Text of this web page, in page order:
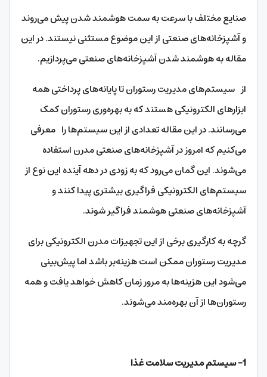
صنایع مختلف با سرعت به سمت هوشمند شدن پیش می‌روند
و آشپزخانه‌های صنعتی از این موضوع مستثنی نیستند. در این
مقاله به هوشمند شدن آشپزخانه‌های صنعتی می‌پردازیم.
از سیستم‌های مدیریت رستوران تا پایانه‌های پرداختی همه
ابزارهای الکترونیکی هستند که به بهره‌وری رستوران کمک
می‌رسانند. در این مقاله تعدادی از این سیستم‌ها را معرفی
می‌کنیم که امروز در آشپزخانه‌های صنعتی مدرن استفاده
می‌شوند. این گمان می‌رود که به زودی در دهه‌ آینده این نوع از
سیستم‌های الکترونیکی فراگیری بیشتری پیدا کنند و
آشپزخانه‌های صنعتی هوشمند فراگیر شوند.
گرچه به کارگیری برخی از این تجهیزات مدرن الکترونیکی برای
مدیریت رستوران ممکن است هزینه‌بر باشد اما پیش‌بینی
می‌شود این هزینه‌ها به مرور زمان کاهش خواهد یافت و همه
رستوران‌ها از آن بهره‌مند می‌شوند.
1- سیستم مدیریت سلامت غذا